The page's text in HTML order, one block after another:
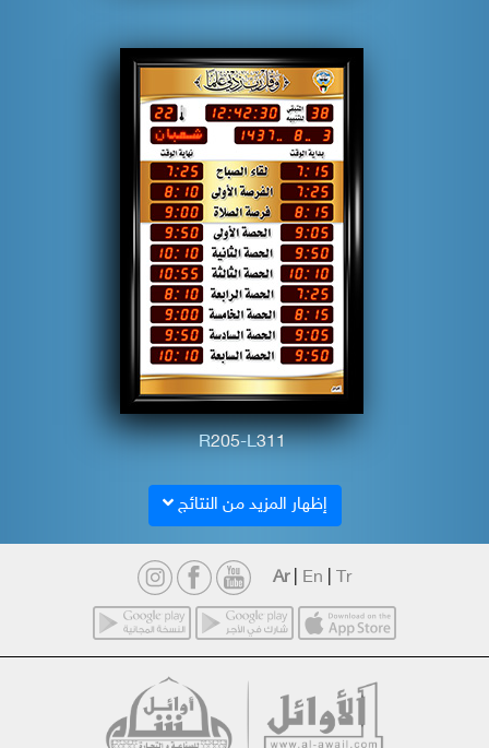
R205-L311
إظهار المزيد من النتائج
Ar| En Tr